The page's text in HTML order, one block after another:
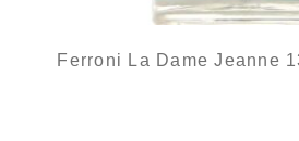
Ferroni La Dame Jeanne